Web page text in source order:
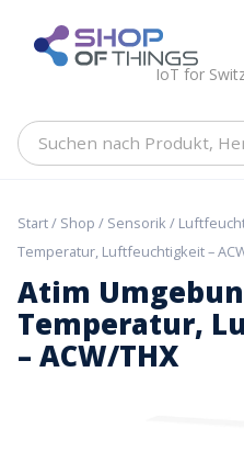
content
IoT for
Suchen
Hersteller,
Start/ Shop / Sensorik /
Temperatur, Luftfeuchtigkeit –
Atim
Temperatur,
– ACW/THX